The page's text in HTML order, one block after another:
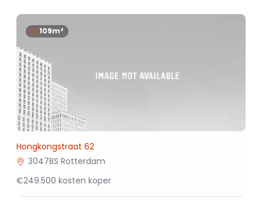
109m²
Hongkongstraat 62
3047BS Rotterdam
€249.500 kosten koper